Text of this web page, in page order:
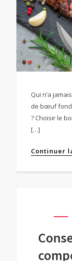
Qui n’a
de bœuf
? Choisir le
[…]
Continuer